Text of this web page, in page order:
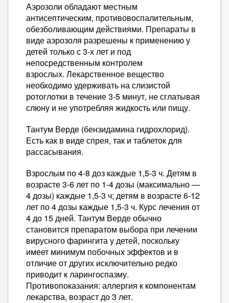
Аэрозоли обладают местным
антисептическим, противовоспалительным,
обезболивающим действиями. Препараты в
виде аэрозоля разрешены к применению у
детей только с 3-х лет и под
непосредственным контролем
взрослых. Лекарственное вещество
необходимо удерживать на слизистой
ротоглотки в течение 3-5 минут, не сглатывая
слюну и не употребляя жидкость или пищу.
Тантум Верде (бензидамина гидрохлорид).
Есть как в виде спрея, так и таблеток для
рассасывания.
Взрослым по 4-8 доз каждые 1,5-3 ч. Детям в
возрасте 3-6 лет по 1-4 дозы (максимально —
4 дозы) каждые 1,5-3 ч; детям в возрасте 6-12
лет по 4 дозы каждые 1,5-3 ч. Курс лечения от
4 до 15 дней. Тантум Верде обычно
становится препаратом выбора при лечении
вирусного фарингита у детей, поскольку
имеет минимум побочных эффектов и в
отличие от других исключительно редко
приводит к ларингоспазму.
Противопоказания: аллергия к компонентам
лекарства, возраст до 3 лет.